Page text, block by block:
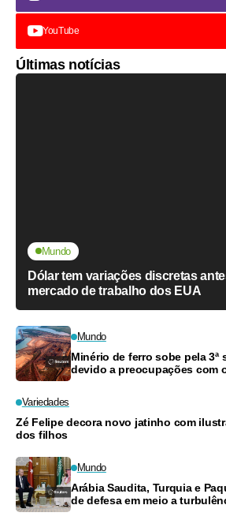
YouTube
Últimas notícias
Mundo
Dólar tem variações discretas
mercado de trabalho dos EUA
Mundo
Minério de ferro sobe pela
devido a preocupações com
Variedades
Zé Felipe decora novo jatinho com
dos filhos
Mundo
Arábia Saudita, Turquia e
de defesa em meio a